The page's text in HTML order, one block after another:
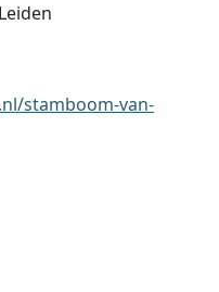
stamboom-van-